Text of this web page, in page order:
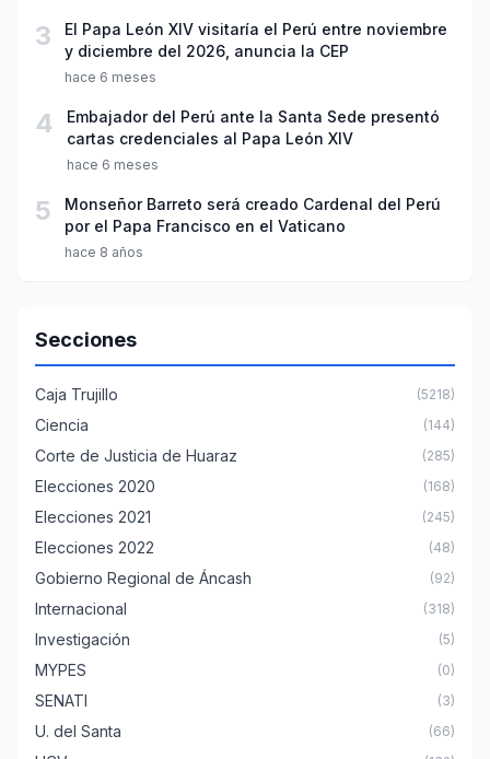
3
El Papa León XIV visitaría el Perú entre noviembre
y diciembre del 2026, anuncia la CEP
hace 6 meses
4
Embajador del Perú ante la Santa Sede presentó
cartas credenciales al Papa León XIV
hace 6 meses
5
Monseñor Barreto será creado Cardenal del Perú
por el Papa Francisco en el Vaticano
hace 8 años
Secciones
Caja Trujillo (5218)
Ciencia (144)
Corte de Justicia de Huaraz (285)
Elecciones 2020 (168)
Elecciones 2021 (245)
Elecciones 2022 (48)
Gobierno Regional de Áncash (92)
Internacional (318)
Investigación (5)
MYPES (0)
SENATI (3)
U. del Santa (66)